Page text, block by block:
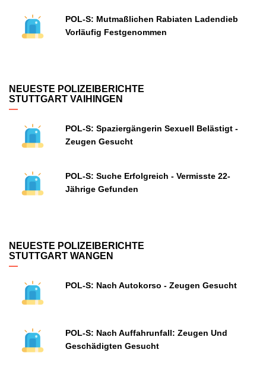
POL-S: Mutmaßlichen Rabiaten Ladendieb
Vorläufig Festgenommen
NEUESTE POLIZEIBERICHTE
STUTTGART VAIHINGEN
POL-S: Spaziergängerin Sexuell Belästigt -
Zeugen Gesucht
POL-S: Suche Erfolgreich - Vermisste 22-
Jährige Gefunden
NEUESTE POLIZEIBERICHTE
STUTTGART WANGEN
POL-S: Nach Autokorso - Zeugen Gesucht
POL-S: Nach Auffahrunfall: Zeugen Und
Geschädigten Gesucht